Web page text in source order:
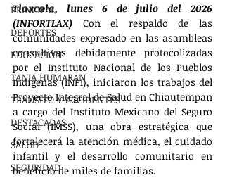
PRINCIPAL
DEPORTES
EDUCACIÓN
TANIA HUMARAN
TRÁNSITO Y ACCIDENTES
DESTACADAS
SALUD
SEGURIDAD
Tlaxcala, lunes 6 de julio del 2026
(INFORTLAX) Con el respaldo de las
comunidades expresado en las asambleas
consultivas debidamente protocolizadas
por el Instituto Nacional de los Pueblos
Indígenas (INPI), iniciaron los trabajos del
Proyecto Integral de Salud en Chiautempan
a cargo del Instituto Mexicano del Seguro
Social (IMSS), una obra estratégica que
fortalecerá la atención médica, el cuidado
infantil y el desarrollo comunitario en
beneficio de miles de familias.